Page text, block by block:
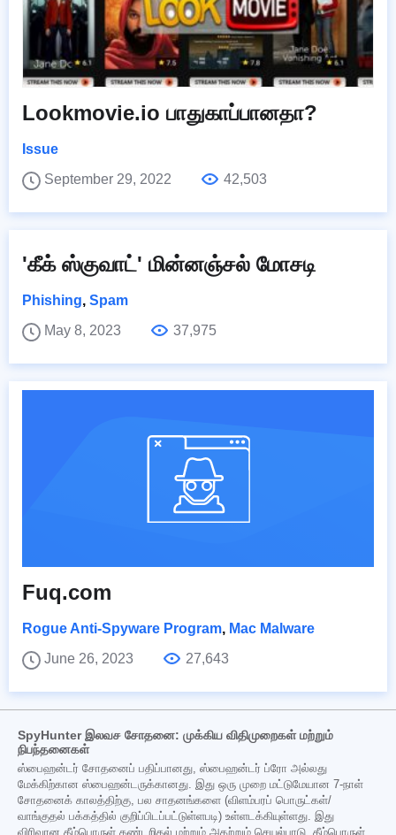
Lookmovie.io பாதுகாப்பானதா?
Issue
September 29, 2022
42,503
'கீக் ஸ்குவாட்' மின்னஞ்சல் மோசடி
Phishing, Spam
May 8, 2023
37,975
Fuq.com
Rogue Anti-Spyware Program, Mac Malware
June 26, 2023
27,643
SpyHunter இலவச சோதனை: முக்கிய விதிமுறைகள் மற்றும்
நிபந்தனைகள்
ஸ்பைஹன்டர் சோதனைப் பதிப்பானது, ஸ்பைஹன்டர் ப்ரோ அல்லது
மேக்கிற்கான ஸ்பைஹன்டருக்கானது. இது ஒரு முறை மட்டுமேயான 7-நாள்
சோதனைக் காலத்திற்கு, பல சாதனங்களை (விளம்பரப் பொருட்கள்/
வாங்குதல் பக்கத்தில் குறிப்பிடப்பட்டுள்ளபடி) உள்ளடக்கியுள்ளது. இது
விரிவான தீம்பொருள் கண்டறிதல் மற்றும் அகற்றும் செயல்பாடு, தீம்பொருள்